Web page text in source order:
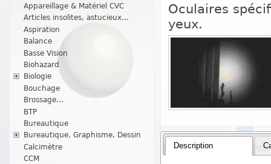
Appareillage & Matériel CVC
Articles insolites, astucieux...
Aspiration
Balance
Basse Vision
Biohazard
Biologie
Bouchage
Brossage...
BTP
Bureautique
Bureautique, Graphisme, Dessin
Calcimètre
CCM
Oculaires
yeux.
Description